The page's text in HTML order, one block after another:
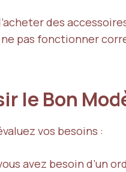
des
pas fonctionner
le Bon
vos besoins :
avez besoin d’un